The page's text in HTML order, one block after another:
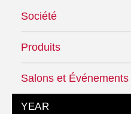
Société
Produits
Salons et Événements
YEAR